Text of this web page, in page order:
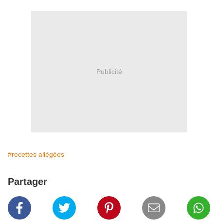
Publicité
#recettes allégées
Partager